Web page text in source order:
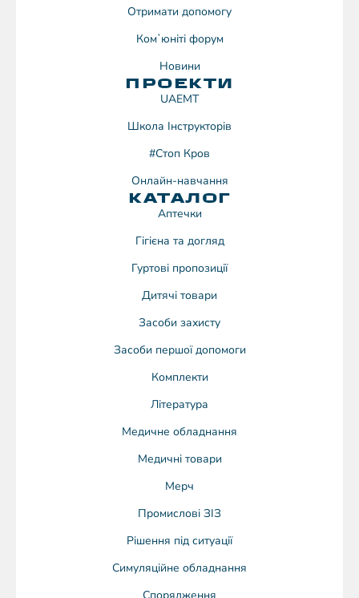
Отримати допомогу
Комʼюніті форум
Новини
ПРОЕКТИ
UAEMT
Школа Інструкторів
#Стоп Кров
Онлайн-навчання
КАТАЛОГ
Аптечки
Гігієна та догляд
Гуртові пропозиції
Дитячі товари
Засоби захисту
Засоби першої допомоги
Комплекти
Література
Медичне обладнання
Медичні товари
Мерч
Промислові ЗІЗ
Рішення під ситуації
Симуляційне обладнання